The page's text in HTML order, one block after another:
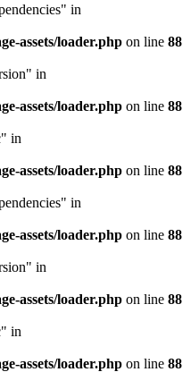
in
assets/loader.php on line 88
in
assets/loader.php on line 88
in
assets/loader.php on line 88
in
assets/loader.php on line 88
in
assets/loader.php on line 88
in
assets/loader.php on line 88